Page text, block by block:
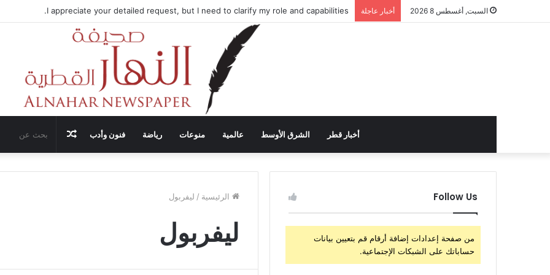
السبت, أغسطس 8 2026 أخبار عاجلة الولايات المتحدة تستضيف محادثات وقف إطلاق النار في غزة مع قطر وتركيا ومصر
أخبار قطر الشرق الأوسط عالمية منوعات رياضة فنون وأدب مقال
عشوائي
الرئيسية / ليفربول
ليفربول
Follow Us
من صفحة إعدادات إضافة أرقام قم بتعيين بيانات
حساباتك على الشبكات الإجتماعية.